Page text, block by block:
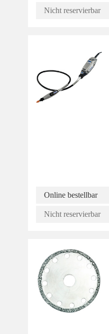
Nicht reservierbar
Online bestellbar
Nicht reservierbar